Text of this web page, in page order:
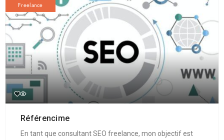
Freelance
Référencime
En tant que consultant SEO freelance, mon objectif est